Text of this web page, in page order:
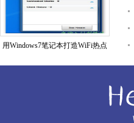
用Windows7笔记本打造WiFi热点